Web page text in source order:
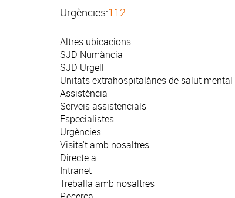
Urgències:112
Altres ubicacions
SJD Numància
SJD Urgell
Unitats extrahospitalàries de salut mental
Assistència
Serveis assistencials
Especialistes
Urgències
Visita't amb nosaltres
Directe a
Intranet
Treballa amb nosaltres